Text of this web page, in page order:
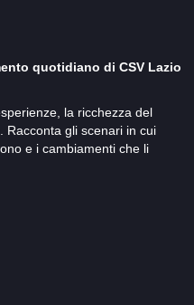
quotidiano di CSV Lazio
la ricchezza del
Racconta gli scenari in cui
e i cambiamenti che li